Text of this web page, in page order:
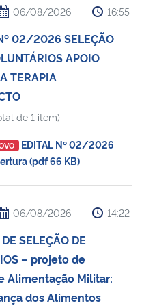
e Comunicações
Humanos
06/08/2026 16:55
02/2026 SELEÇÃO
APOIO
TERAPIA
de 1 item)
EDITAL Nº 02/2026
(pdf 66 KB)
06/08/2026 14:22
SELEÇÃO DE
– projeto de
Alimentação Militar:
dos Alimentos